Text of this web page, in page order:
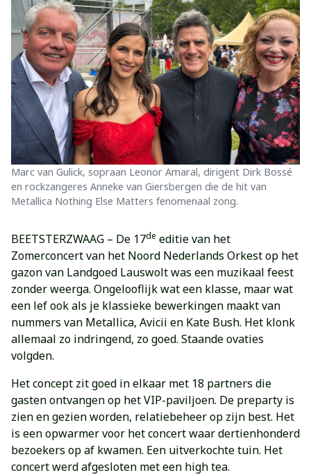
Marc van Gulick, sopraan Leonor Amaral, dirigent Dirk Bossé
en rockzangeres Anneke van Giersbergen die de hit van
Metallica Nothing Else Matters fenomenaal zong.
BEETSTERZWAAG – De 17de editie van het
Zomerconcert van het Noord Nederlands Orkest op het
gazon van Landgoed Lauswolt was een muzikaal feest
zonder weerga. Ongelooflijk wat een klasse, maar wat
een lef ook als je klassieke bewerkingen maakt van
nummers van Metallica, Avicii en Kate Bush. Het klonk
allemaal zo indringend, zo goed. Staande ovaties
volgden.
Het concept zit goed in elkaar met 18 partners die
gasten ontvangen op het VIP-paviljoen. De preparty is
zien en gezien worden, relatiebeheer op zijn best. Het
is een opwarmer voor het concert waar dertienhonderd
bezoekers op af kwamen. Een uitverkochte tuin. Het
concert werd afgesloten met een high tea.